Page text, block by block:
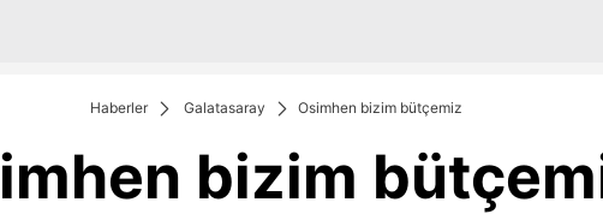
Haberler Galatasaray Osimhen bizim bütçemiz
bizim